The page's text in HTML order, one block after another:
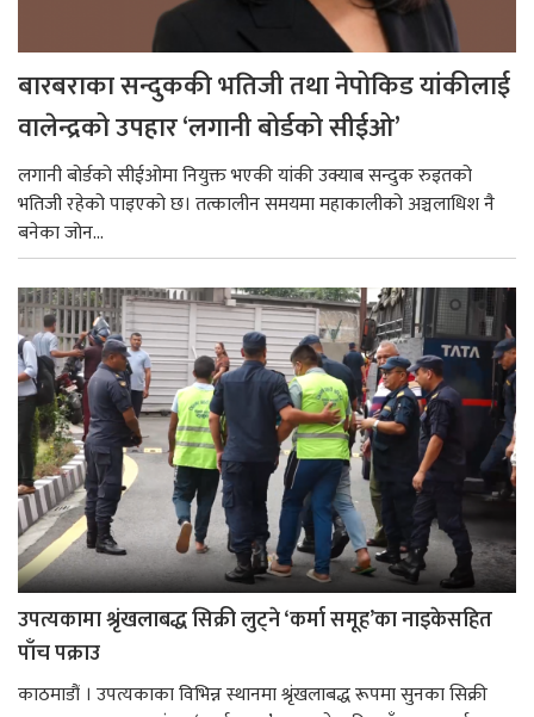
बारबराका सन्दुककी भतिजी तथा नेपोकिड यांकीलाई
वालेन्द्रको उपहार ‘लगानी बोर्डको सीईओ’
लगानी बोर्डको सीईओमा नियुक्त भएकी यांकी उक्याब सन्दुक रुइतको
भतिजी रहेको पाइएको छ। तत्कालीन समयमा महाकालीको अञ्चलाधिश नै
बनेका जोन...
उपत्यकामा श्रृंखलाबद्ध सिक्री लुट्ने ‘कर्मा समूह’का नाइकेसहित
पाँच पक्राउ
काठमाडौं । उपत्यकाका विभिन्न स्थानमा श्रृंखलाबद्ध रूपमा सुनका सिक्री